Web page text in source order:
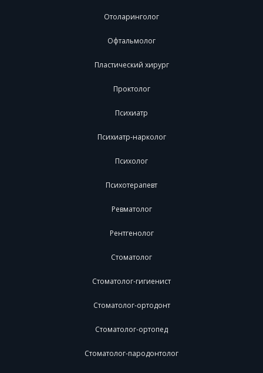
Отоларинголог
Офтальмолог
Пластический хирург
Проктолог
Психиатр
Психиатр-нарколог
Психолог
Психотерапевт
Ревматолог
Рентгенолог
Стоматолог
Стоматолог-гигиенист
Стоматолог-ортодонт
Стоматолог-ортопед
Стоматолог-пародонтолог